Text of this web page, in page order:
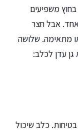
בחוץ משפיעים
אבל חצר
מתאימה. שלושה
גן עדן לכלב:
כלב שיכול